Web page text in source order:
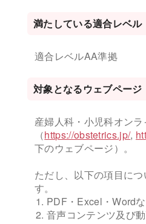
満たしている適合レベル
適合レベルAA準拠
対象となるウェブページ
産婦人科・小児科オンラ
（https://obstetrics.jp/,
下のウェブページ）。
ただし、以下の項目に
す。
PDF・Excel・Word
音声コンテンツ及び